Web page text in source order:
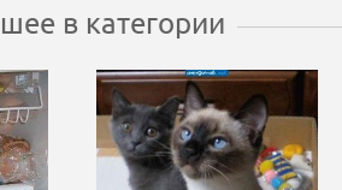
в категории